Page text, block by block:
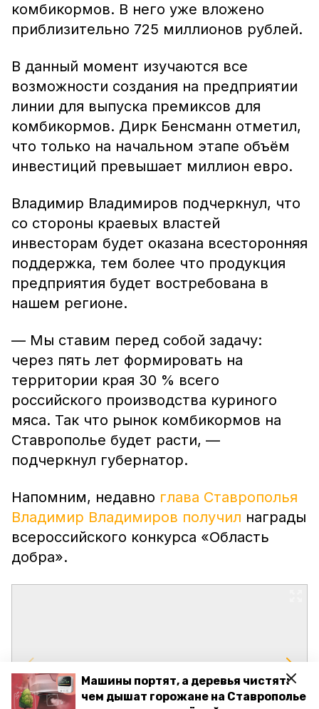
Машины портят, а деревья чистят:
чем дышат горожане на Ставрополье
комбикормов. В него уже вложено
приблизительно 725 миллионов рублей.
В данный момент изучаются все
возможности создания на предприятии
линии для выпуска премиксов для
комбикормов. Дирк Бенсманн отметил,
что только на начальном этапе объём
инвестиций превышает миллион евро.
Владимир Владимиров подчеркнул, что
со стороны краевых властей
инвесторам будет оказана всесторонняя
поддержка, тем более что продукция
предприятия будет востребована в
нашем регионе.
— Мы ставим перед собой задачу:
через пять лет формировать на
территории края 30 % всего
российского производства куриного
мяса. Так что рынок комбикормов на
Ставрополье будет расти, —
подчеркнул губернатор.
Напомним, недавно глава Ставрополья
Владимир Владимиров получил награды
всероссийского конкурса «Область
добра».